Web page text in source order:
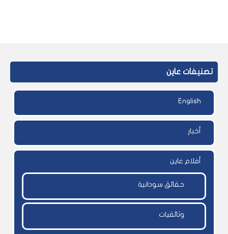
تصنيفات عاين
English
أخبار
أفلام عاين
حقائق سودانية
وثائقيات